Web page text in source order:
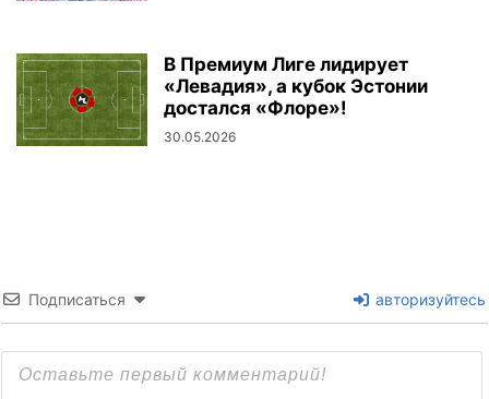
В Премиум Лиге лидирует
«Левадия», а кубок Эстонии
достался «Флоре»!
30.05.2026
Подписаться авторизуйтесь